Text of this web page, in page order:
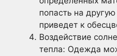
попасть на
приведет к
Воздействие
тепла: Одежда